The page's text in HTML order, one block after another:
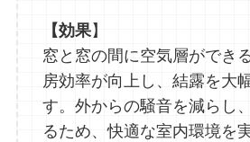
【効果】
窓と窓の間に空気層ができ
房効率が向上し、結露を大
す。外からの騒音を減らし
るため、快適な室内環境を